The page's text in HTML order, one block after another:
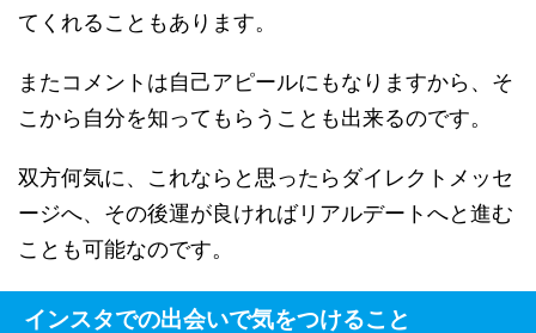
てくれることもあります。
またコメントは自己アピールにもなりますから、そ
こから自分を知ってもらうことも出来るのです。
双方何気に、これならと思ったらダイレクトメッセ
ージへ、その後運が良ければリアルデートへと進む
ことも可能なのです。
インスタでの出会いで気をつけること